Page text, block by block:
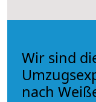
Wir sind
nach